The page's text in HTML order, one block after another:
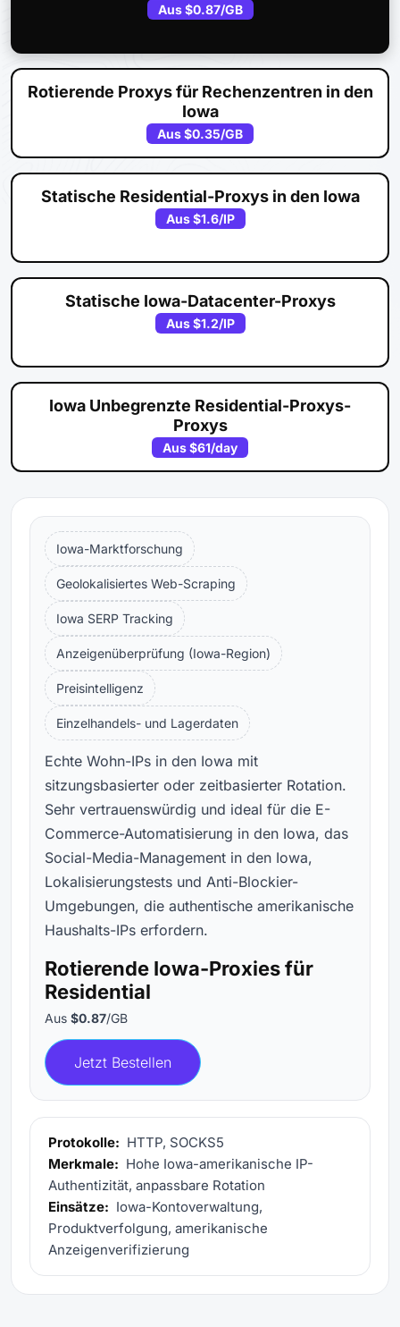
Aus$0.87/GB
Rotierende Proxys für Rechenzentren in den
Iowa
Aus$0.35/GB
Statische Residential-Proxys in den Iowa
Aus$1.6/IP
Statische Iowa-Datacenter-Proxys
Aus$1.2/IP
Iowa Unbegrenzte Residential-Proxys-
Proxys
Aus$61/day
Iowa-Marktforschung
Geolokalisiertes Web-Scraping
Iowa SERP Tracking
Anzeigenüberprüfung (Iowa-Region)
Preisintelligenz
Einzelhandels- und Lagerdaten
Echte Wohn-IPs in den Iowa mit
sitzungsbasierter oder zeitbasierter Rotation.
Sehr vertrauenswürdig und ideal für die E-
Commerce-Automatisierung in den Iowa, das
Social-Media-Management in den Iowa,
Lokalisierungstests und Anti-Blockier-
Umgebungen, die authentische amerikanische
Haushalts-IPs erfordern.
Rotierende Iowa-Proxies für
Residential
Aus $0.87/GB
Jetzt Bestellen
Protokolle: HTTP, SOCKS5
Merkmale: Hohe Iowa-amerikanische IP-
Authentizität, anpassbare Rotation
Einsätze: Iowa-Kontoverwaltung,
Produktverfolgung, amerikanische
Anzeigenverifizierung